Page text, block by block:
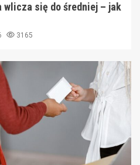
wlicza się do średniej – jak
3165